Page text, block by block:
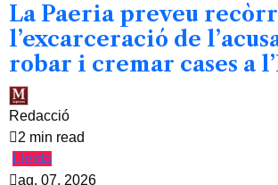
La Paeria preveu
l’excarceració de
robar i cremar cases a
Redacció
2 min read
Lleida
ag. 07, 2026